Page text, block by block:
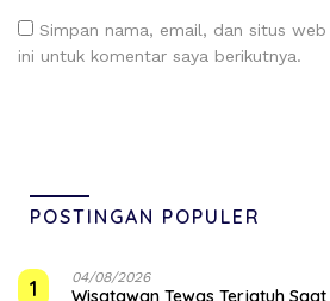
Simpan nama, email, dan situs
ini untuk komentar saya berikutnya.
POSTINGAN POPULER
1 04/08/2026
Wisatawan Tewas Terjatuh